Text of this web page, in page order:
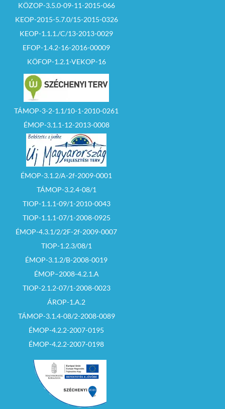
KÖZOP-3.5.0-09-11-2015-066
KEOP-2015-5.7.0/15-2015-0326
KEOP-1.1.1./C/13-2013-0029
EFOP-1.4.2-16-2016-00009
KÖFOP-1.2.1-VEKOP-16
TÁMOP-3-2-1.1/10-1-2010-0261
ÉMOP-3.1.1-12-2013-0008
ÉMOP-3.1.2/A-2f-2009-0001
TÁMOP-3.2.4-08/1
TIOP-1.1.1-09/1-2010-0043
TIOP-1.1.1-07/1-2008-0925
ÉMOP-4.3.1/2/2F-2f-2009-0007
TIOP-1.2.3/08/1
ÉMOP-3.1.2/B-2008-0019
ÉMOP–2008-4.2.1.A
TIOP-2.1.2-07/1-2008-0023
ÁROP-1.A.2
TÁMOP-3.1.4-08/2-2008-0089
ÉMOP-4.2.2-2007-0195
ÉMOP-4.2.2-2007-0198